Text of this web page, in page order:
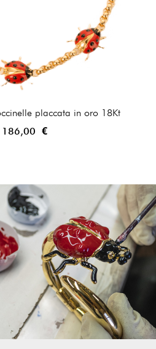
placcata in oro 18Kt
186,00 €